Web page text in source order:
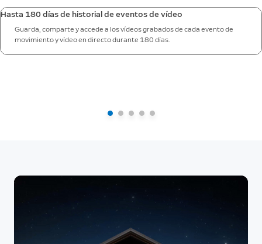
Hasta 180 días de historial de eventos de vídeo
Guarda, comparte y accede a los vídeos grabados de cada evento de
movimiento y vídeo en directo durante 180 días.